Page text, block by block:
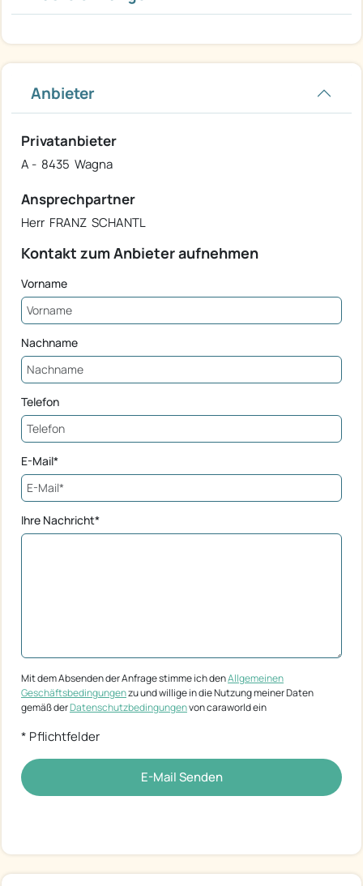
Anbieter
Privatanbieter
A - 8435 Wagna
Ansprechpartner
Herr FRANZ SCHANTL
Kontakt zum Anbieter aufnehmen
Vorname
Nachname
Telefon
E-Mail*
Ihre Nachricht*
Mit dem Absenden der Anfrage stimme ich denAllgemeinen
Geschäftsbedingungenzu und willige in die Nutzung meiner Daten
gemäß derDatenschutzbedingungenvon caraworld ein
* Pflichtfelder
E-Mail Senden